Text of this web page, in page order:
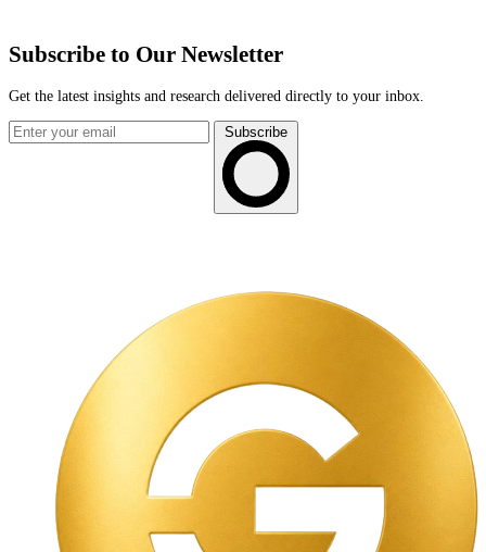
Subscribe to Our Newsletter
Get the latest insights and research delivered directly to your inbox.
Subscribe